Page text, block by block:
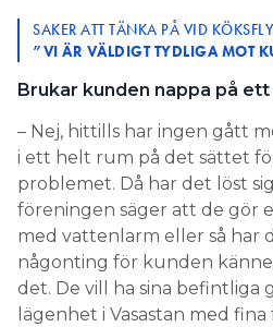
SAKER ATT TÄNKA PÅ VID
”VI ÄR VÄLDIGT TYDLIGA MOT
Brukar kunden nappa på
– Nej, hittills har ingen gått
i ett helt rum på det sättet
problemet. Då har det löst
föreningen säger att de gör
med vattenlarm eller så har
någonting för kunden
det. De vill ha sina befintliga
lägenhet i Vasastan med